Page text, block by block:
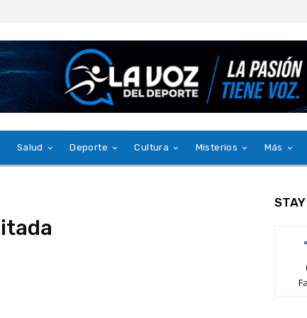
Salud Deporte Cultura Misterios Más